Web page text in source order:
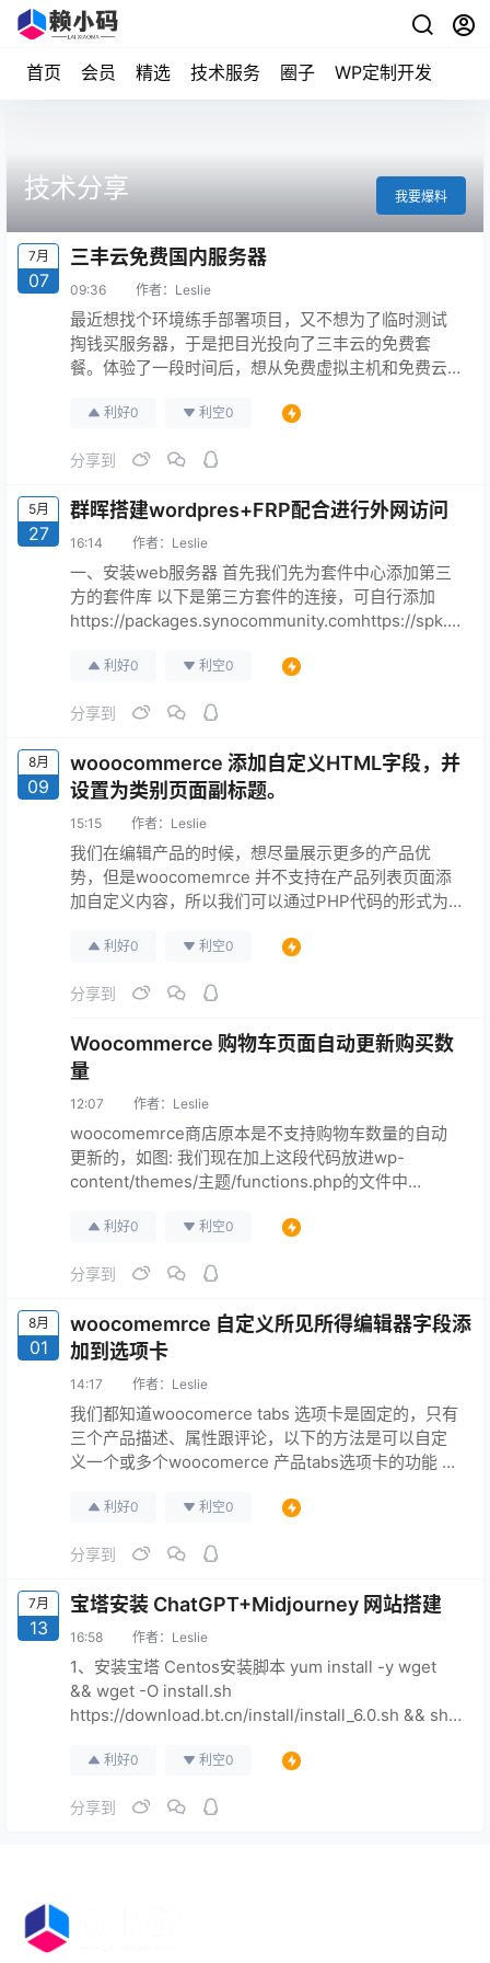
首页 会员 精选 技术服务 圈子 WP定制开发
技术分享 我要爆料
7月
07
三丰云免费国内服务器
09:36 作者： Leslie
最近想找个环境练手部署项目，又不想为了临时测试
掏钱买服务器，于是把目光投向了三丰云的免费套
餐。体验了一段时间后，想从免费虚拟主机和免费云
三丰云提供的是 1 核 1G 内存 + 30G SSD 硬盘 + 5M
对于个人开发测试、学习 Linux 运维、验证部署流程
利好0 利空0
分享到
5月
27
群晖搭建wordpres+FRP配合进行外网访问
16:14 作者： Leslie
一、安装web服务器 首先我们先为套件中心添加第三
方的套件库 以下是第三方套件的连接，可自行添加
https://packages.synocommunity.comhttps://spk.5
群晖的套件中心安装这三个套件 其中安装完mariadb
自行自定义。 安…
利好0 利空0
分享到
8月
09
wooocommerce 添加自定义HTML字段，并
设置为类别页面副标题。
15:15 作者： Leslie
我们在编辑产品的时候，想尽量展示更多的产品优
势，但是woocomemrce 并不支持在产品列表页面添
加自定义内容，所以我们可以通过PHP代码的形式为
或者HTML内容。 我们通过wp-content/themes/主
功能 <predata-previewers="&…
利好0 利空0
分享到
Woocommerce 购物车页面自动更新购买数
量
12:07 作者： Leslie
woocomemrce商店原本是不支持购物车数量的自动
更新的，如图: 我们现在加上这段代码放进wp-
content/themes/主题/functions.php的文件中
'bbloomer_cart_refresh_update_qty&#…
利好0 利空0
分享到
8月
01
woocomemrce 自定义所见所得编辑器字段添
加到选项卡
14:17 作者： Leslie
我们都知道woocomerce tabs 选项卡是固定的，只有
三个产品描述、属性跟评论，以下的方法是可以自定
义一个或多个woocomerce 产品tabs选项卡的功能 步
打开您的主题文件夹，并找到functions.php文件。在
个示例代码，用于在产品编辑页面中添加一个名
利好0 利空0
分享到
7月
13
宝塔安装 ChatGPT+Midjourney 网站搭建
16:58 作者： Leslie
1、安装宝塔 Centos安装脚本 yum install -y wget
&& wget -O install.sh
https://download.bt.cn/install/install_6.0.sh && sh
wget -O install.sh https://downlo…
利好0 利空0
分享到